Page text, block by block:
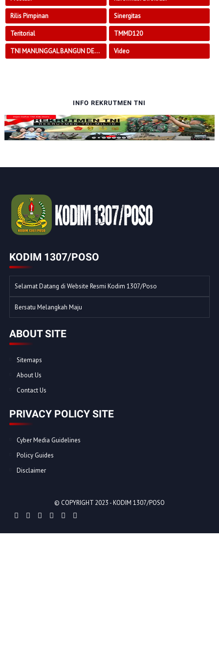
Rilis Pimpinan Sinergitas
Teritorial TMMD120
TNI MANUNGGAL BANGUN DESA Video
INFO REKRUTMEN TNI
KODIM 1307/POSO
Selamat Datang di Website Resmi Kodim 1307/Poso
Bersatu Melangkah Maju
ABOUT SITE
Sitemaps
About Us
Contact Us
PRIVACY POLICY SITE
Cyber Media Guidelines
Policy Guides
Disclaimer
© COPYRIGHT 2023 -KODIM 1307/POSO